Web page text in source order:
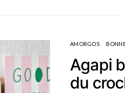
AMORGOS
Agapi
du